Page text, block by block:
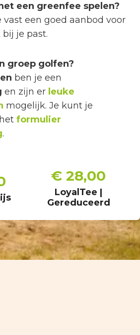
een greenfee spelen?
een goed aanbod voor
je past.
groep golfen?
ben je een
en zijn er leuke
mogelijk. Je kunt je
formulier
.
€ 28,00
LoyalTee |
Gereduceerd